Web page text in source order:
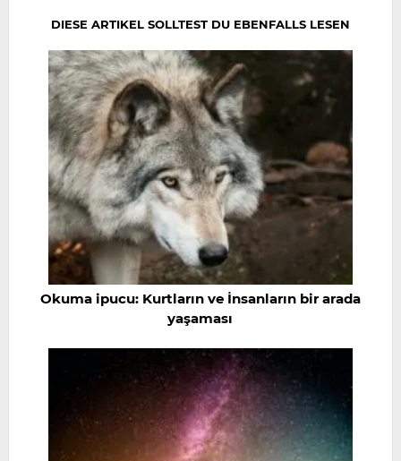
DIESE ARTIKEL SOLLTEST DU EBENFALLS LESEN
Okuma ipucu: Kurtların ve İnsanların bir arada
yaşaması